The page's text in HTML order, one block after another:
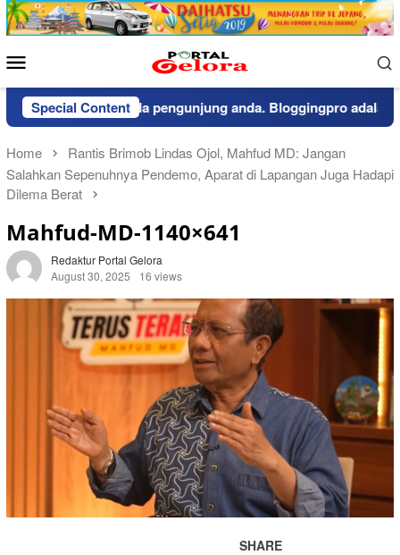
Skip
to
Menu
Special Contentkepada pengunjung anda. Bloggingpro adalah
Home
Rantis Brimob Lindas Ojol, Mahfud MD: Jangan
Salahkan Sepenuhnya Pendemo, Aparat di Lapangan Juga Hadapi
Dilema Berat
Mahfud-MD-1140×641
Redaktur Portal Gelora
August 30, 2025
16 views
SHARE